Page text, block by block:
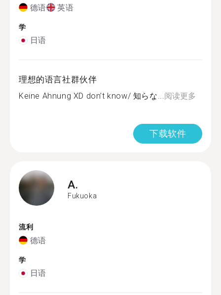
德语 英语
学
日语
理想的语言社群伙伴
Keine Ahnung XD don’t know/ 知らな...阅读更多
下载软件
A.
Fukuoka
流利
德语
学
日语